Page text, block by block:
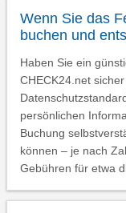
Wenn Sie das
buchen und
Haben Sie ein
CHECK24.net
persönlichen
Buchung
können – je nach
Gebühren für etwa